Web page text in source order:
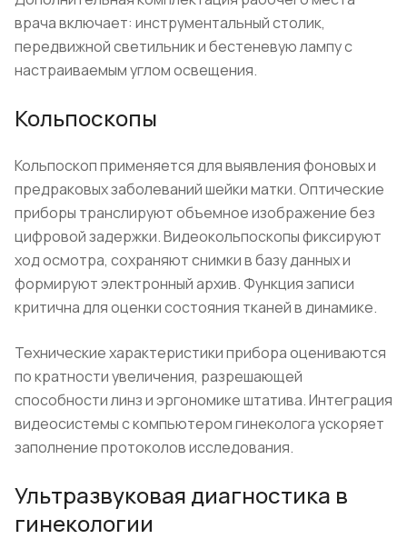
врача включает: инструментальный столик,
передвижной светильник и бестеневую лампу с
настраиваемым углом освещения.
Кольпоскопы
Кольпоскоп применяется для выявления фоновых и
предраковых заболеваний шейки матки. Оптические
приборы транслируют объемное изображение без
цифровой задержки. Видеокольпоскопы фиксируют
ход осмотра, сохраняют снимки в базу данных и
формируют электронный архив. Функция записи
критична для оценки состояния тканей в динамике.
Технические характеристики прибора оцениваются
по кратности увеличения, разрешающей
способности линз и эргономике штатива. Интеграция
видеосистемы с компьютером гинеколога ускоряет
заполнение протоколов исследования.
Ультразвуковая диагностика в
гинекологии